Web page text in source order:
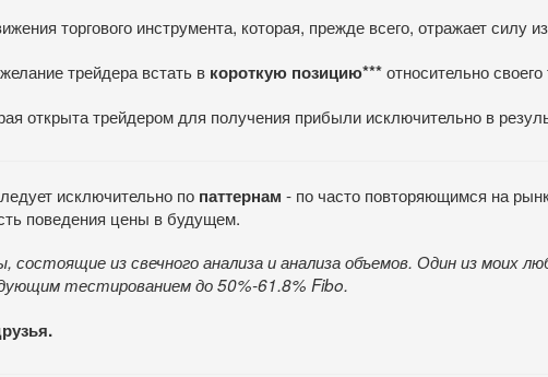
торгового инструмента, которая, прежде всего, отражает силу
трейдера встать в короткую позицию***относительно своего
открыта трейдером для получения прибыли исключительно в
исключительно по паттернам - по часто повторяющимся на
поведения цены в будущем.
состоящие из свечного анализа и анализа объемов. Один из моих
тестированием до 50%-61.8% Fibo.